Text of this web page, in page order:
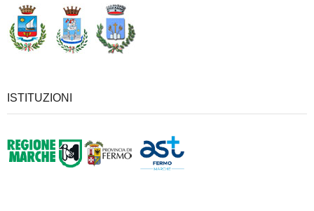
ISTITUZIONI